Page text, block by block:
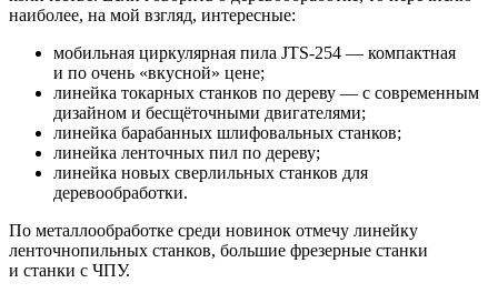
наиболее, на мой взгляд, интересные:
мобильная циркулярная пила JTS‑254 — компактная
и по очень «вкусной» цене;
линейка токарных станков по дереву — с современным
дизайном и бесщёточными двигателями;
линейка барабанных шлифовальных станков;
линейка ленточных пил по дереву;
линейка новых сверлильных станков для
деревообработки.
По металлообработке среди новинок отмечу линейку
ленточнопильных станков, большие фрезерные станки
и станки с ЧПУ.